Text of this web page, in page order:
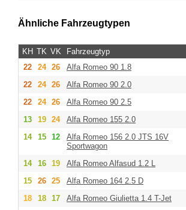
Ähnliche Fahrzeugtypen
KH TK VK Fahrzeugtyp
22
24 26 Alfa Romeo 90 1.8
22
24 26 Alfa Romeo 90 2.0
22
24 26 Alfa Romeo 90 2.5
13
19 24 Alfa Romeo 155 2.0
14
15 12 Alfa Romeo 156 2.0 JTS 16V
Sportwagon
14 16 19 Alfa Romeo Alfasud 1.2 L
15
26 25 Alfa Romeo 164 2.5 D
18
18 17 Alfa Romeo Giulietta 1.4 T-Jet